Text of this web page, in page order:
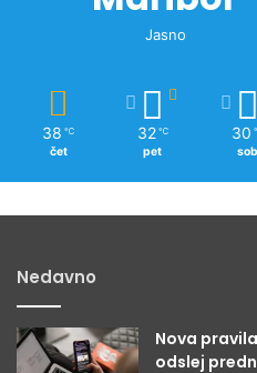
Jasno
38 ℃
čet
32 ℃
pet
30
sob
Nedavno
Nova
odslej